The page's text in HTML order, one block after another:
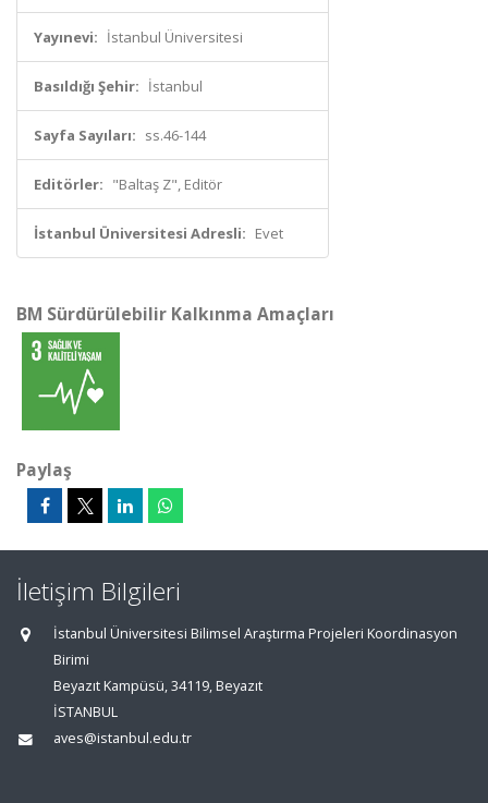
Yayınevi: İstanbul Üniversitesi
Basıldığı Şehir: İstanbul
Sayfa Sayıları: ss.46-144
Editörler: "Baltaş Z", Editör
İstanbul Üniversitesi Adresli: Evet
BM Sürdürülebilir Kalkınma Amaçları
Paylaş
İletişim Bilgileri
İstanbul Üniversitesi Bilimsel Araştırma Projeleri Koordinasyon
Birimi
Beyazıt Kampüsü, 34119, Beyazıt
İSTANBUL
aves@istanbul.edu.tr